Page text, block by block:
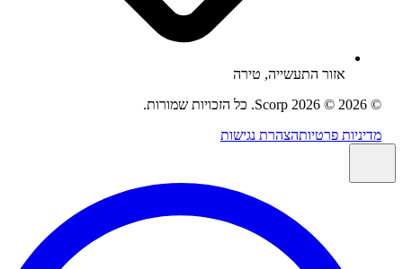
אזור התעשייה, טירה
2026 © 2026 Scorp. כל הזכויות שמורות.
פרטיותהצהרת נגישות